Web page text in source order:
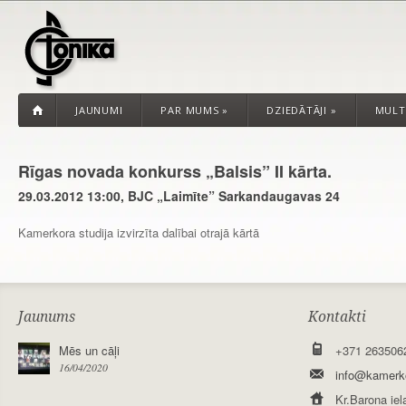
JAUNUMI PAR MUMS » DZIEDĀTĀJI »
Rīgas novada konkurss „Balsis” II kārta.
29.03.2012 13:00, BJC „Laimīte” Sarkandaugavas 24
Kamerkora studija izvirzīta dalībai otrajā kārtā
Jaunums
Mēs un cāļi
16/04/2020
Kontakti
+371
Kr.Barona